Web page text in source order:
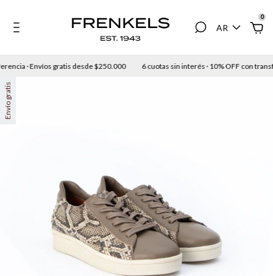
AR
0
· Envíos gratis desde $250.000 6 cuotas sin interés · 10% OFF con
Envío gratis